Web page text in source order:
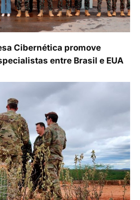
Cibernética promove
entre Brasil e EUA